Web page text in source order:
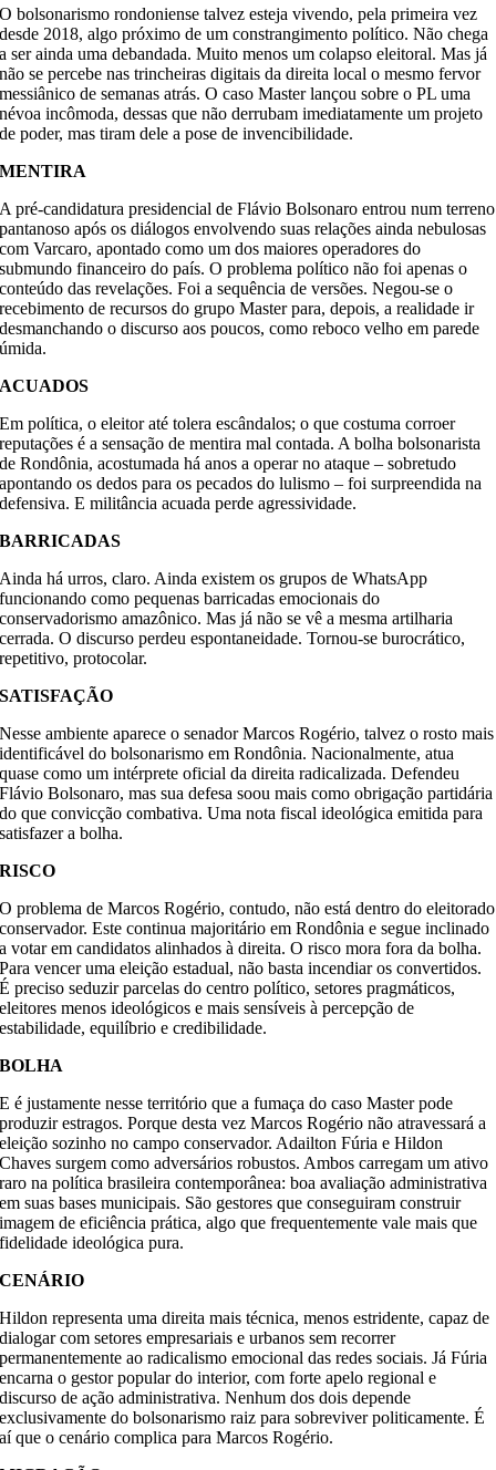
O bolsonarismo rondoniense talvez esteja vivendo, pela primeira vez
desde 2018, algo próximo de um constrangimento político. Não chega
a ser ainda uma debandada. Muito menos um colapso eleitoral. Mas já
não se percebe nas trincheiras digitais da direita local o mesmo fervor
messiânico de semanas atrás. O caso Master lançou sobre o PL uma
névoa incômoda, dessas que não derrubam imediatamente um projeto
de poder, mas tiram dele a pose de invencibilidade.
MENTIRA
A pré-candidatura presidencial de Flávio Bolsonaro entrou num terreno
pantanoso após os diálogos envolvendo suas relações ainda nebulosas
com Varcaro, apontado como um dos maiores operadores do
submundo financeiro do país. O problema político não foi apenas o
conteúdo das revelações. Foi a sequência de versões. Negou-se o
recebimento de recursos do grupo Master para, depois, a realidade ir
desmanchando o discurso aos poucos, como reboco velho em parede
úmida.
ACUADOS
Em política, o eleitor até tolera escândalos; o que costuma corroer
reputações é a sensação de mentira mal contada. A bolha bolsonarista
de Rondônia, acostumada há anos a operar no ataque – sobretudo
apontando os dedos para os pecados do lulismo – foi surpreendida na
defensiva. E militância acuada perde agressividade.
BARRICADAS
Ainda há urros, claro. Ainda existem os grupos de WhatsApp
funcionando como pequenas barricadas emocionais do
conservadorismo amazônico. Mas já não se vê a mesma artilharia
cerrada. O discurso perdeu espontaneidade. Tornou-se burocrático,
repetitivo, protocolar.
SATISFAÇÃO
Nesse ambiente aparece o senador Marcos Rogério, talvez o rosto mais
identificável do bolsonarismo em Rondônia. Nacionalmente, atua
quase como um intérprete oficial da direita radicalizada. Defendeu
Flávio Bolsonaro, mas sua defesa soou mais como obrigação partidária
do que convicção combativa. Uma nota fiscal ideológica emitida para
satisfazer a bolha.
RISCO
O problema de Marcos Rogério, contudo, não está dentro do eleitorado
conservador. Este continua majoritário em Rondônia e segue inclinado
a votar em candidatos alinhados à direita. O risco mora fora da bolha.
Para vencer uma eleição estadual, não basta incendiar os convertidos.
É preciso seduzir parcelas do centro político, setores pragmáticos,
eleitores menos ideológicos e mais sensíveis à percepção de
estabilidade, equilíbrio e credibilidade.
BOLHA
E é justamente nesse território que a fumaça do caso Master pode
produzir estragos. Porque desta vez Marcos Rogério não atravessará a
eleição sozinho no campo conservador. Adailton Fúria e Hildon
Chaves surgem como adversários robustos. Ambos carregam um ativo
raro na política brasileira contemporânea: boa avaliação administrativa
em suas bases municipais. São gestores que conseguiram construir
imagem de eficiência prática, algo que frequentemente vale mais que
fidelidade ideológica pura.
CENÁRIO
Hildon representa uma direita mais técnica, menos estridente, capaz de
dialogar com setores empresariais e urbanos sem recorrer
permanentemente ao radicalismo emocional das redes sociais. Já Fúria
encarna o gestor popular do interior, com forte apelo regional e
discurso de ação administrativa. Nenhum dos dois depende
exclusivamente do bolsonarismo raiz para sobreviver politicamente. É
aí que o cenário complica para Marcos Rogério.